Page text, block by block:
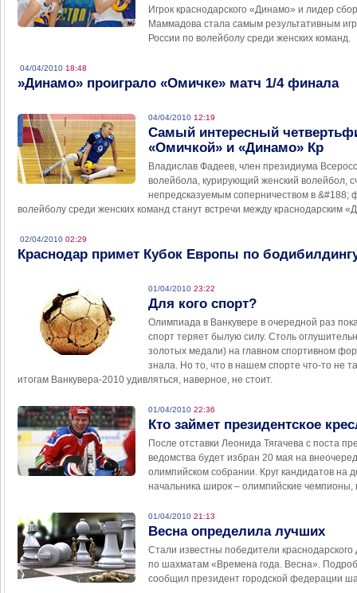
Игрок краснодарского «Динамо» и лидер
Маммадова стала самым результативным
России по волейболу среди женских команд.
04/04/2010 18:48
»Динамо» проиграло «Омичке» матч 1/4 финала
04/04/2010 12:19
Самый интересный
«Омичкой» и «Динамо» Кр
Владислав Фадеев, член президиума
волейбола, курирующий женский волейбол,
непредсказуемым соперничеством в &#188;
волейболу среди женских команд станут встречи между краснодарским
02/04/2010 02:29
Краснодар примет Кубок Европы по
01/04/2010 23:22
Для кого спорт?
Олимпиада в Ванкувере в очередной раз
спорт теряет былую силу. Столь
золотых медали) на главном спортивном
знала. Но то, что в нашем спорте что-то не
итогам Ванкувера-2010 удивляться, наверное, не стоит.
01/04/2010 22:36
Кто займет президентское
После отставки Леонида Тягачева с поста
ведомства будет избран 20 мая на
олимпийском собрании. Круг кандидатов на
начальника широк – олимпийские чемпионы,
01/04/2010 21:13
Весна определила лучших
Стали известны победители
по шахматам «Времена года. Весна».
сообщил президент городской федерации